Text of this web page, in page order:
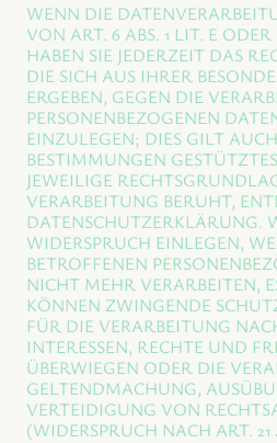
WENN DIE
VON ART. 6 ABS. 1 LIT. E
HABEN SIE JEDERZEIT DAS
DIE SICH AUS IHRER
ERGEBEN, GEGEN DIE
PERSONENBEZOGENEN
EINZULEGEN; DIES GILT
BESTIMMUNGEN
JEWEILIGE
VERARBEITUNG BERUHT,
DATENSCHUTZERKLÄRUNG.
WIDERSPRUCH EINLEGEN,
BETROFFENEN
NICHT MEHR VERARBEITEN,
KÖNNEN ZWINGENDE
FÜR DIE VERARBEITUNG
INTERESSEN, RECHTE UND
ÜBERWIEGEN ODER DIE
GELTENDMACHUNG,
VERTEIDIGUNG VON
(WIDERSPRUCH NACH ART. 21